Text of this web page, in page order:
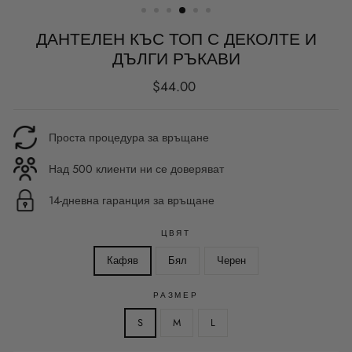
ДАНТЕЛЕН КЪС ТОП С ДЕКОЛТЕ И
ДЪЛГИ РЪКАВИ
Редовна
$44.00
Проста процедура за връщане
Над 500 клиенти ни се доверяват
14-дневна гаранция за връщане
ЦВЯТ
Кафяв Бял Черен
РАЗМЕР
S M L